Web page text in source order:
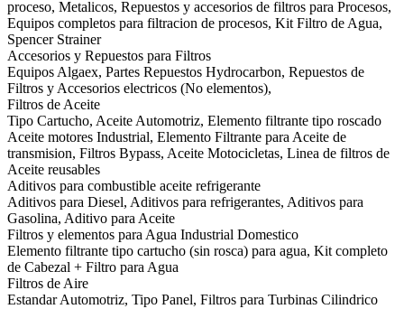
proceso, Metalicos, Repuestos y accesorios de filtros para Procesos,
Equipos completos para filtracion de procesos, Kit Filtro de Agua,
Spencer Strainer
Accesorios y Repuestos para Filtros
Equipos Algaex, Partes Repuestos Hydrocarbon, Repuestos de
Filtros y Accesorios electricos (No elementos),
Filtros de Aceite
Tipo Cartucho, Aceite Automotriz, Elemento filtrante tipo roscado
Aceite motores Industrial, Elemento Filtrante para Aceite de
transmision, Filtros Bypass, Aceite Motocicletas, Linea de filtros de
Aceite reusables
Aditivos para combustible aceite refrigerante
Aditivos para Diesel, Aditivos para refrigerantes, Aditivos para
Gasolina, Aditivo para Aceite
Filtros y elementos para Agua Industrial Domestico
Elemento filtrante tipo cartucho (sin rosca) para agua, Kit completo
de Cabezal + Filtro para Agua
Filtros de Aire
Estandar Automotriz, Tipo Panel, Filtros para Turbinas Cilindrico